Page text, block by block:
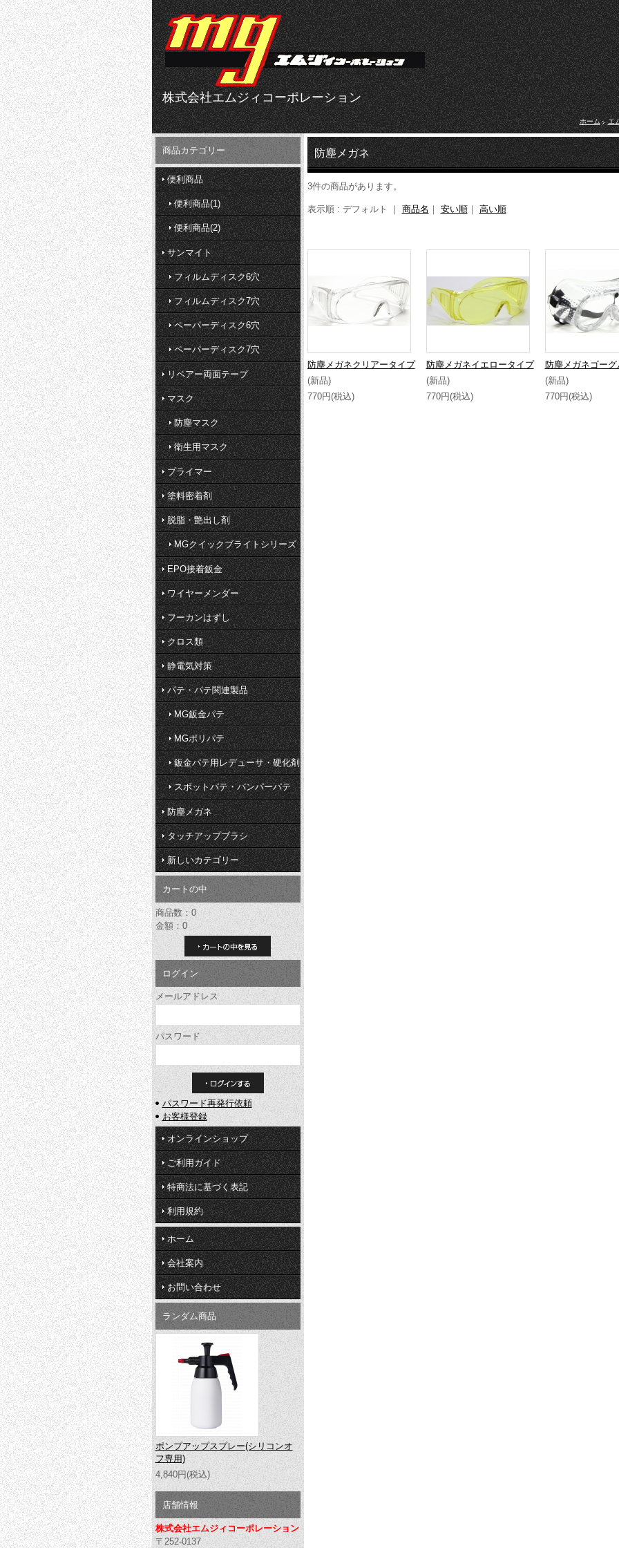
株式会社エムジィコーポレーション
ホーム エ
防塵メガネ
3件の商品があります。
表示順 : デフォルト ｜ 商品名 ｜ 安い順｜ 高い順
防塵メガネクリアータイプ
(新品)
770円(税込)
防塵メガネイエロータイプ
(新品)
770円(税込)
防塵メガネゴー
(新品)
770円(税込)
商品カテゴリー
便利商品
便利商品(1)
便利商品(2)
サンマイト
フィルムディスク6穴
フィルムディスク7穴
ペーパーディスク6穴
ペーパーディスク7穴
リペアー両面テープ
マスク
防塵マスク
衛生用マスク
プライマー
塗料密着剤
脱脂・艶出し剤
MGクイックブライトシリーズ
EPO接着鈑金
ワイヤーメンダー
フーカンはずし
クロス類
静電気対策
パテ・パテ関連製品
MG鈑金パテ
MGポリパテ
鈑金パテ用レデューサ・硬化剤
スポットパテ・バンパーパテ
防塵メガネ
タッチアップブラシ
新しいカテゴリー
カートの中
商品数：0
金額：0
カートの中を見る
ログイン
メールアドレス
パスワード
パスワード再発行依頼
お客様登録
オンラインショップ
ご利用ガイド
特商法に基づく表記
利用規約
ホーム
会社案内
お問い合わせ
ランダム商品
ポンプアップスプレー(シリコンオ
フ専用)
4,840円(税込)
店舗情報
株式会社エムジィコーポレーション
〒252-0137